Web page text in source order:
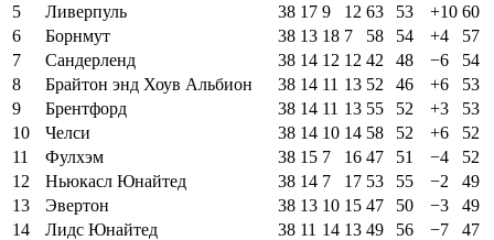
5
Ливерпуль 38 17 9 12 63 53 +10 60
6
Борнмут 38 13 18 7 58 54 +4
57
7
Сандерленд 38 14 12 12 42 48 −6
54
8
Брайтон энд Хоув Альбион 38 14 11 13 52 46 +6
53
9
Брентфорд 38 14 11 13 55 52 +3
53
10
Челси 38 14 10 14 58 52 +6
52
11
Фулхэм 38 15 7 16 47 51 −4
52
12
Ньюкасл Юнайтед 38 14 7 17 53 55 −2
49
13
Эвертон 38 13 10 15 47 50 −3
49
14
Лидс Юнайтед 38 11 14 13 49 56 −7
47